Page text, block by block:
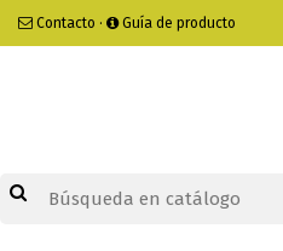
Contacto · Guía de producto